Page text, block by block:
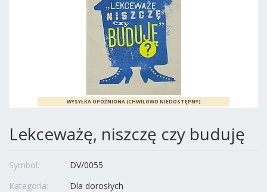
Lekceważę, niszczę czy buduję
Symbol:
DV/0055
Kategoria:
Dla dorosłych